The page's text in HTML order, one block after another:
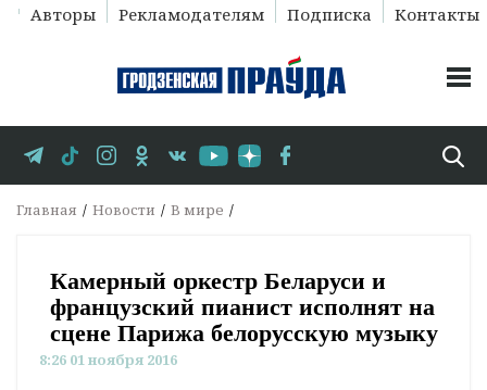
Авторы Рекламодателям Подписка Контакты
Главная Новости В мире
Камерный оркестр Беларуси и
французский пианист исполнят на
сцене Парижа белорусскую музыку
8:26 01 ноября 2016